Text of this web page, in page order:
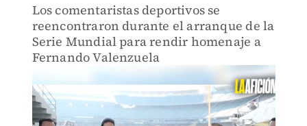
Los comentaristas deportivos se
reencontraron durante el arranque de la
Serie Mundial para rendir homenaje a
Fernando Valenzuela